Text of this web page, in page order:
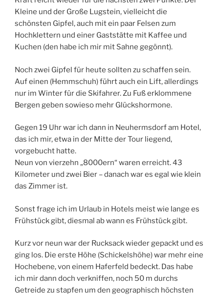
Kleine und der Große Lugstein, vielleicht die
schönsten Gipfel, auch mit ein paar Felsen zum
Hochklettern und einer Gaststätte mit Kaffee und
Kuchen (den habe ich mir mit Sahne gegönnt).
Noch zwei Gipfel für heute sollten zu schaffen sein.
Auf einen (Hemmschuh) führt auch ein Lift, allerdings
nur im Winter für die Skifahrer. Zu Fuß erklommene
Bergen geben sowieso mehr Glückshormone.
Gegen 19 Uhr war ich dann in Neuhermsdorf am Hotel,
das ich mir, etwa in der Mitte der Tour liegend,
vorgebucht hatte.
Neun von vierzehn „8000ern“ waren erreicht. 43
Kilometer und zwei Bier – danach war es egal wie klein
das Zimmer ist.
Sonst frage ich im Urlaub in Hotels meist wie lange es
Frühstück gibt, diesmal ab wann es Frühstück gibt.
Kurz vor neun war der Rucksack wieder gepackt und es
ging los. Die erste Höhe (Schickelshöhe) war mehr eine
Hochebene, von einem Haferfeld bedeckt. Das habe
ich mir dann doch verkniffen, noch 50 m durchs
Getreide zu stapfen um den geographisch höchsten